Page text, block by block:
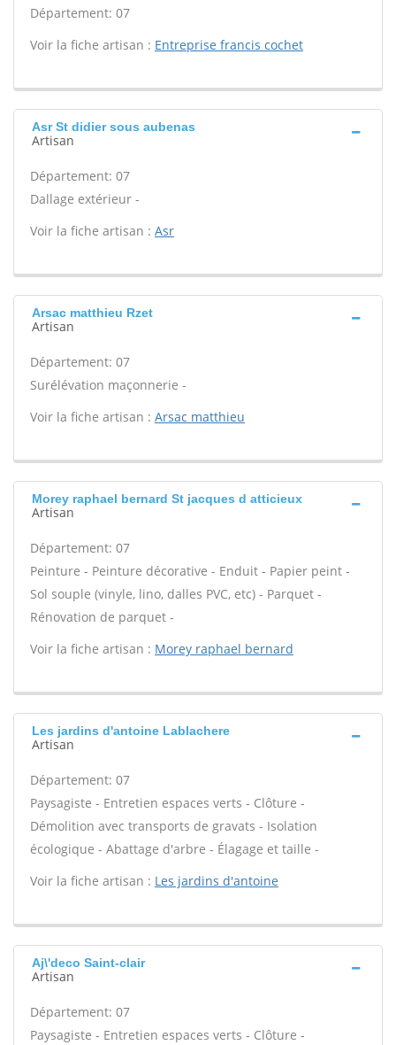
Département: 07
Voir la fiche artisan : Entreprise francis cochet
Asr St didier sous aubenas
Artisan
Département: 07
Dallage extérieur -
Voir la fiche artisan : Asr
Arsac matthieu Rzet
Artisan
Département: 07
Surélévation maçonnerie -
Voir la fiche artisan : Arsac matthieu
Morey raphael bernard St jacques d atticieux
Artisan
Département: 07
Peinture - Peinture décorative - Enduit - Papier peint -
Sol souple (vinyle, lino, dalles PVC, etc) - Parquet -
Rénovation de parquet -
Voir la fiche artisan : Morey raphael bernard
Les jardins d'antoine Lablachere
Artisan
Département: 07
Paysagiste - Entretien espaces verts - Clôture -
Démolition avec transports de gravats - Isolation
écologique - Abattage d'arbre - Élagage et taille -
Voir la fiche artisan : Les jardins d'antoine
Aj\'deco Saint-clair
Artisan
Département: 07
Paysagiste - Entretien espaces verts - Clôture -